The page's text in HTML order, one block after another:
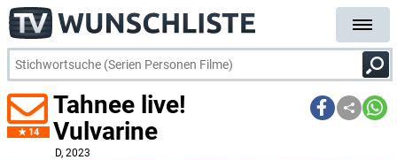
14
Tahnee live!
Vulvarine
D, 2023